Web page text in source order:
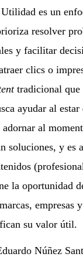
es un
resolver
y facilitar
clics o
tradicional que
ayudar al estar
al
soluciones, y es
la oportunidad
empresas
su valor útil.
Núñez